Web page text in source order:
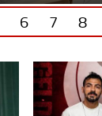
6 7 8